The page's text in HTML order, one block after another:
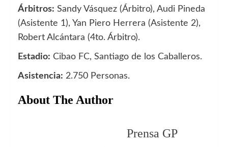
Árbitros: Sandy Vásquez (Árbitro), Audi Pineda
(Asistente 1), Yan Piero Herrera (Asistente 2),
Robert Alcántara (4to. Árbitro).
Estadio: Cibao FC, Santiago de los Caballeros.
Asistencia: 2.750 Personas.
About The Author
Prensa GP